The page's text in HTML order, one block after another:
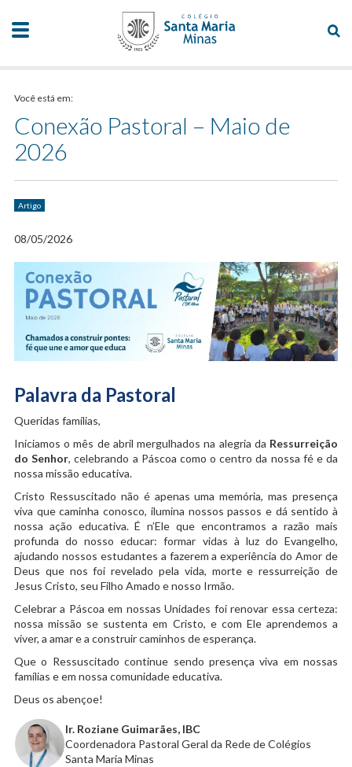
Você está em:
Conexão Pastoral – Maio de
2026
Artigo
08/05/2026
Palavra da Pastoral
Queridas famílias,
Iniciamos o mês de abril mergulhados na alegria da Ressurreição
do Senhor, celebrando a Páscoa como o centro da nossa fé e da
nossa missão educativa.
Cristo Ressuscitado não é apenas uma memória, mas presença
viva que caminha conosco, ilumina nossos passos e dá sentido à
nossa ação educativa. É n’Ele que encontramos a razão mais
profunda do nosso educar: formar vidas à luz do Evangelho,
ajudando nossos estudantes a fazerem a experiência do Amor de
Deus que nos foi revelado pela vida, morte e ressurreição de
Jesus Cristo, seu Filho Amado e nosso Irmão.
Celebrar a Páscoa em nossas Unidades foi renovar essa certeza:
nossa missão se sustenta em Cristo, e com Ele aprendemos a
viver, a amar e a construir caminhos de esperança.
Que o Ressuscitado continue sendo presença viva em nossas
famílias e em nossa comunidade educativa.
Deus os abençoe!
Ir. Roziane Guimarães, IBC
Coordenadora Pastoral Geral da Rede de Colégios
Santa Maria Minas